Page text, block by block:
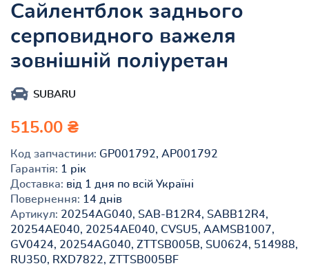
Сайлентблок заднього
серповидного важеля
зовнішній поліуретан
SUBARU
515.00 ₴
Код запчастини: GP001792, AP001792
Гарантія: 1 рік
Доставка: від 1 дня по всій Україні
Повернення: 14 днів
Артикул: 20254AG040, SAB-B12R4, SABB12R4,
20254AE040, 20254AE040, CVSU5, AAMSB1007,
GV0424, 20254AG040, ZTTSB005B, SU0624, 514988,
RU350, RXD7822, ZTTSB005BF